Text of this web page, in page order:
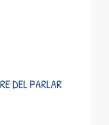
DEL PARLAR